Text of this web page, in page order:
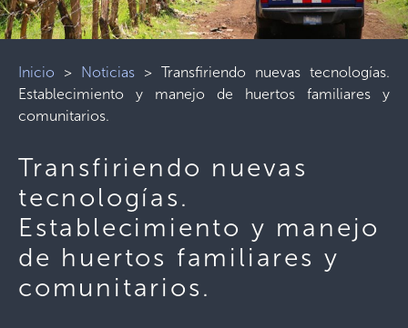
Inicio > Noticias > Transfiriendo nuevas tecnologías.
Establecimiento y manejo de huertos familiares y
comunitarios.
Transfiriendo nuevas
tecnologías.
Establecimiento y manejo
de huertos familiares y
comunitarios.